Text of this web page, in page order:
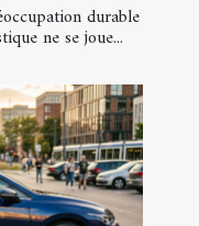
durable
ne se joue...